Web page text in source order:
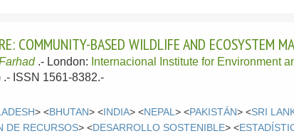
COMMUNITY-BASED WILDLIFE AND ECOSYSTEM
.- London: Internacional Institute for Environment
ISSN 1561-8382.-
> <BHUTAN> <INDIA> <NEPAL> <PAKISTÁN> <SRI
DE RECURSOS> <DESARROLLO SOSTENIBLE> <